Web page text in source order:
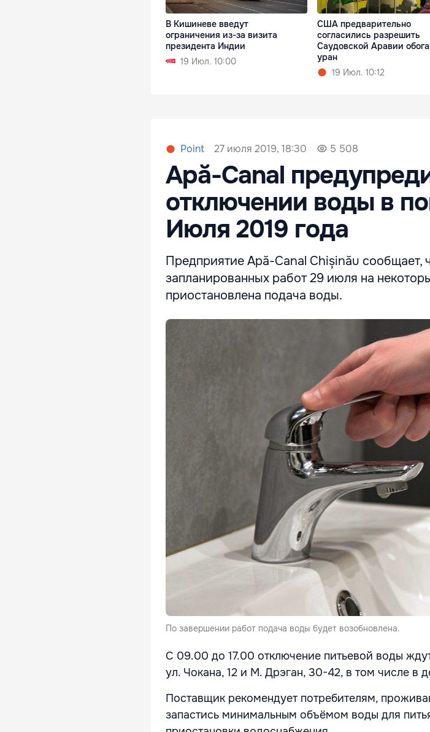
В Кишиневе введут
ограничения из-за визита
президента Индии
19 Июл. 10:00
США предварительно
согласились разрешить
Саудовской Аравии
уран
19 Июл. 10:12
Point 27 июля 2019, 18:30 5 508
Apă-Canal
отключении воды в
Июля 2019 года
Предприятие Apă-Canal Chișinău сообщает,
запланированных работ 29 июля на
приостановлена подача воды.
По завершении работ подача воды будет возобновлена.
С 09.00 до 17.00 отключение питьевой воды
ул. Чокана, 12 и М. Дрэган, 30-42, в том числе в
Поставщик рекомендует потребителям,
запастись минимальным объёмом воды для